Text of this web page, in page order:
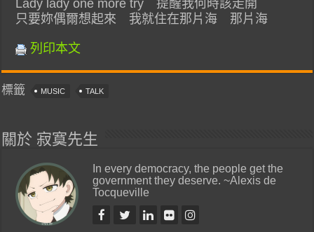
Lady lady one more try 提醒我何時該走開
只要妳偶爾想起來 我就住在那片海 那片海
列印本文
標籤 MUSIC TALK
關於 寂寞先生
In every democracy, the people get the
government they deserve. ~Alexis de
Tocqueville